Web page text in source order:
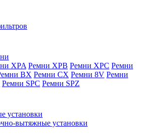
XPA Ремни XPB Ремни XPC Ремни
BX Ремни CX Ремни 8V Ремни
Ремни SPC Ремни SPZ
установки
вытяжные установки